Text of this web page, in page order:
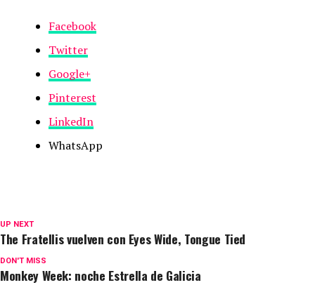
Facebook
Twitter
Google+
Pinterest
LinkedIn
WhatsApp
UP NEXT
The Fratellis vuelven con Eyes Wide, Tongue Tied
DON'T MISS
Monkey Week: noche Estrella de Galicia